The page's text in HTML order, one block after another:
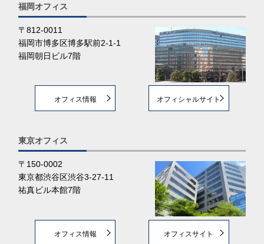
福岡オフィス
〒812-0011
福岡市博多区博多駅前2-1-1
福岡朝日ビル7階
オフィス情報 オフィシャルサイト
東京オフィス
〒150-0002
東京都渋谷区渋谷3-27-11
祐真ビル本館7階
オフィス情報 オフィスサイト